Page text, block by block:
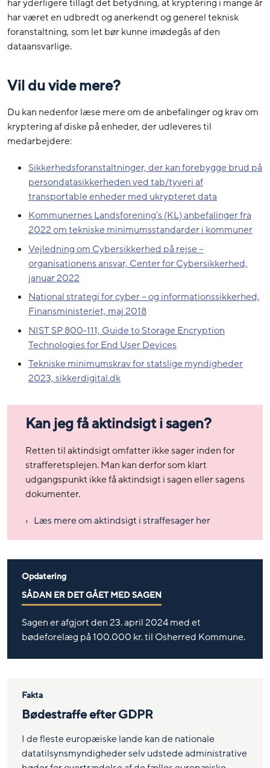
har yderligere tillagt det betydning, at kryptering i mange år
har været en udbredt og anerkendt og generel teknisk
foranstaltning, som let bør kunne imødegås af den
dataansvarlige.
Vil du vide mere?
Du kan nedenfor læse mere om de anbefalinger og krav om
kryptering af diske på enheder, der udleveres til
medarbejdere:
Sikkerhedsforanstaltninger, der kan forebygge brud på
persondatasikkerheden ved tab/tyveri af
transportable enheder med ukrypteret data
Kommunernes Landsforening’s (KL) anbefalinger fra
2022 om tekniske minimumsstandarder i kommuner
Vejledning om Cybersikkerhed på rejse –
organisationens ansvar, Center for Cybersikkerhed,
januar 2022
National strategi for cyber – og informationssikkerhed,
Finansministeriet, maj 2018
NIST SP 800-111, Guide to Storage Encryption
Technologies for End User Devices
Tekniske minimumskrav for statslige myndigheder
2023, sikkerdigital.dk
Kan jeg få aktindsigt i sagen?
Retten til aktindsigt omfatter ikke sager inden for
strafferetsplejen. Man kan derfor som klart
udgangspunkt ikke få aktindsigt i sagen eller sagens
dokumenter.
Læs mere om aktindsigt i straffesager her
Opdatering
SÅDAN ER DET GÅET MED SAGEN
Sagen er afgjort den 23. april 2024 med et
bødeforelæg på 100.000 kr. til Osherred Kommune.
Fakta
Bødestraffe efter GDPR
I de fleste europæiske lande kan de nationale
datatilsynsmyndigheder selv udstede administrative